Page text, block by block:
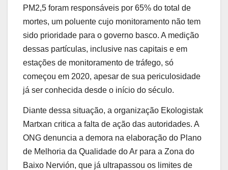
PM2,5 foram responsáveis por 65% do total de
mortes, um poluente cujo monitoramento não tem
sido prioridade para o governo basco. A medição
dessas partículas, inclusive nas capitais e em
estações de monitoramento de tráfego, só
começou em 2020, apesar de sua periculosidade
já ser conhecida desde o início do século.
Diante dessa situação, a organização Ekologistak
Martxan critica a falta de ação das autoridades. A
ONG denuncia a demora na elaboração do Plano
de Melhoria da Qualidade do Ar para a Zona do
Baixo Nervión, que já ultrapassou os limites de